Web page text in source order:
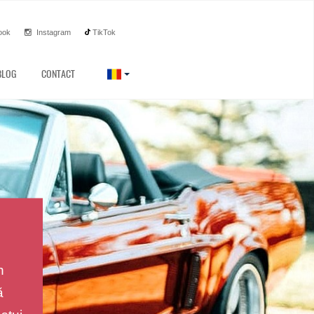
Instagram TikTok
CONTACT